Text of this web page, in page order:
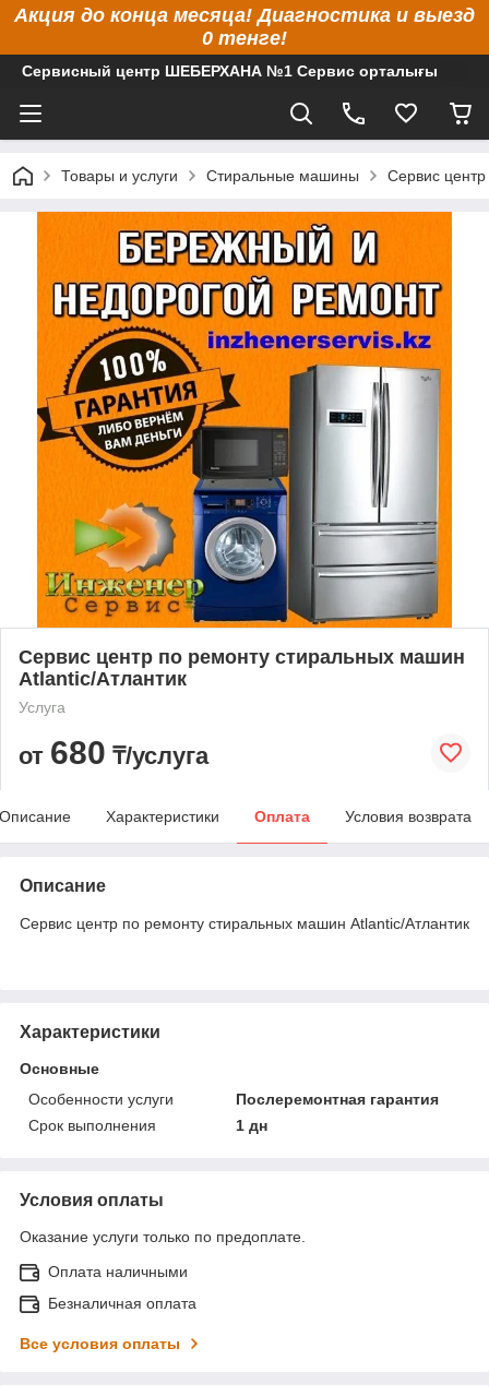
Акция до конца месяца! Диагностика и выезд
0 тенге!
Сервисный центр ШЕБЕРХАНА №1 Сервис орталығы
Товары и услуги Стиральные машины Сервис
Сервис центр по ремонту стиральных машин
Atlantic/Атлантик
Услуга
от 680 ₸/услуга
Описание Характеристики Оплата Условия возврата
Описание
Сервис центр по ремонту стиральных машин Atlantic/Атлантик
Характеристики
Основные
Особенности услуги
Послеремонтная гарантия
Срок выполнения
1 дн
Условия оплаты
Оказание услуги только по предоплате.
Оплата наличными
Безналичная оплата
Все условия оплаты